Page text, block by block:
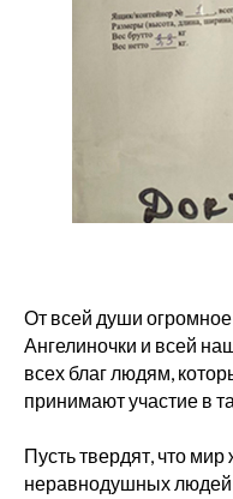
От всей души
Ангелиночки и всей
всех благ людям,
принимают участие в
Пусть твердят, что
неравнодушных людей
Главная
О фонде
Дети фонда